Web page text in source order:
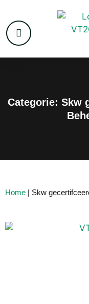
Categorie: Skw
Home | Skw